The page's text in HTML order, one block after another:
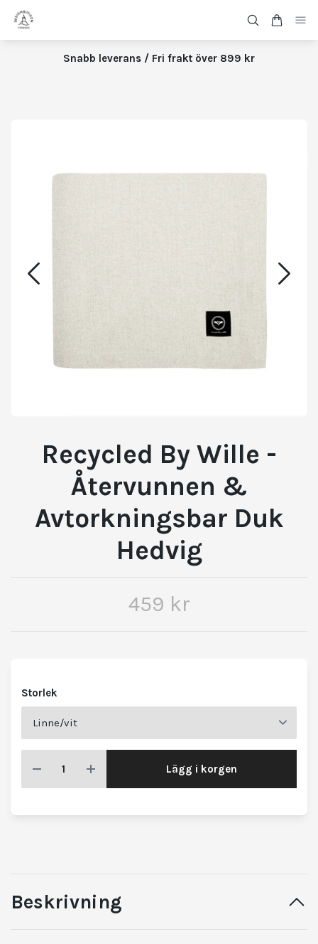
Snabb leverans / Fri frakt över 899 kr
Recycled By Wille -
Återvunnen &
Avtorkningsbar Duk
Hedvig
459 kr
Storlek
Lägg i korgen
Beskrivning